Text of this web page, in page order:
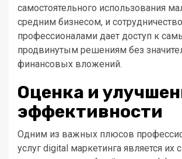
самостоятельного использования
средним бизнесом, и
профессионалами дает доступ к
продвинутым решениям без
финансовых вложений.
Оценка и
эффективности
Одним из важных плюсов
услуг digital маркетинга является их